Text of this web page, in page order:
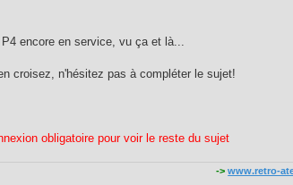
encore en service, vu ça et là...
croisez, n'hésitez pas à compléter le sujet!
obligatoire pour voir le reste du sujet
->www.retro-